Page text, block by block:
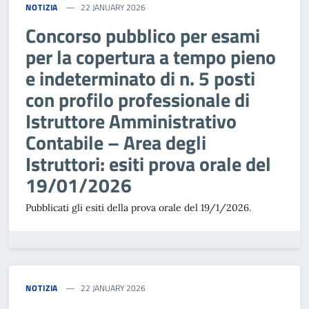
NOTIZIA 22 JANUARY 2026
Concorso pubblico per esami
per la copertura a tempo pieno
e indeterminato di n. 5 posti
con profilo professionale di
Istruttore Amministrativo
Contabile – Area degli
Istruttori: esiti prova orale del
19/01/2026
Pubblicati gli esiti della prova orale del 19/1/2026.
NOTIZIA 22 JANUARY 2026